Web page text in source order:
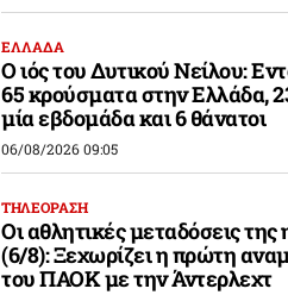
ΕΛΛΑΔΑ
Ο ιός του Δυτικού Νείλου:
65 κρούσματα στην Ελλάδα,
μία εβδομάδα και 6 θάνατοι
06/08/2026 09:05
ΤΗΛΕΟΡΑΣΗ
Οι αθλητικές μεταδόσεις της
(6/8): Ξεχωρίζει η πρώτη
του ΠΑΟΚ με την Άντερλεχτ